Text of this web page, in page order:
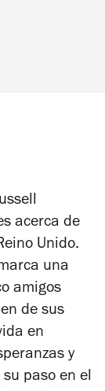
acerca de
Unido.
una
amigos
de sus
en
y
paso en el